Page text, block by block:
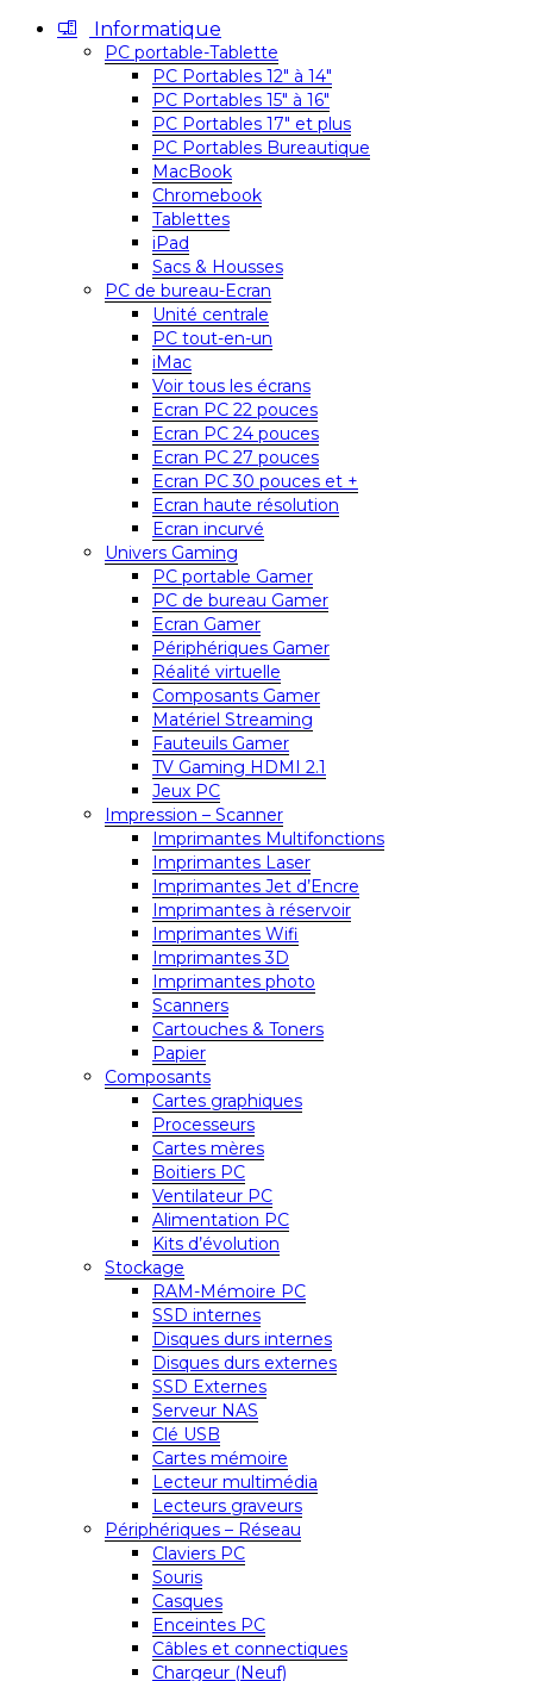
Informatique
PC portable-Tablette
PC Portables 12″ à 14″
PC Portables 15″ à 16″
PC Portables 17″ et plus
PC Portables Bureautique
MacBook
Chromebook
Tablettes
iPad
Sacs & Housses
PC de bureau-Ecran
Unité centrale
PC tout-en-un
iMac
Voir tous les écrans
Ecran PC 22 pouces
Ecran PC 24 pouces
Ecran PC 27 pouces
Ecran PC 30 pouces et +
Ecran haute résolution
Ecran incurvé
Univers Gaming
PC portable Gamer
PC de bureau Gamer
Ecran Gamer
Périphériques Gamer
Réalité virtuelle
Composants Gamer
Matériel Streaming
Fauteuils Gamer
TV Gaming HDMI 2.1
Jeux PC
Impression – Scanner
Imprimantes Multifonctions
Imprimantes Laser
Imprimantes Jet d’Encre
Imprimantes à réservoir
Imprimantes Wifi
Imprimantes 3D
Imprimantes photo
Scanners
Cartouches & Toners
Papier
Composants
Cartes graphiques
Processeurs
Cartes mères
Boitiers PC
Ventilateur PC
Alimentation PC
Kits d’évolution
Stockage
RAM-Mémoire PC
SSD internes
Disques durs internes
Disques durs externes
SSD Externes
Serveur NAS
Clé USB
Cartes mémoire
Lecteur multimédia
Lecteurs graveurs
Périphériques – Réseau
Claviers PC
Souris
Casques
Enceintes PC
Câbles et connectiques
Chargeur (Neuf)